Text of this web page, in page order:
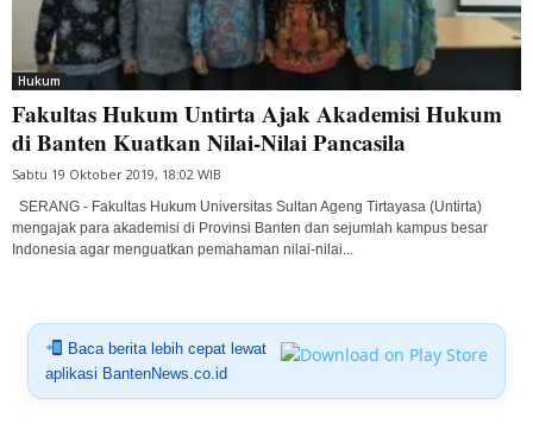
Hukum
Fakultas Hukum Untirta Ajak Akademisi Hukum
di Banten Kuatkan Nilai-Nilai Pancasila
Sabtu 19 Oktober 2019, 18:02 WIB
SERANG - Fakultas Hukum Universitas Sultan Ageng Tirtayasa (Untirta)
mengajak para akademisi di Provinsi Banten dan sejumlah kampus besar
Indonesia agar menguatkan pemahaman nilai-nilai...
Baca berita lebih cepat lewat
aplikasi BantenNews.co.id